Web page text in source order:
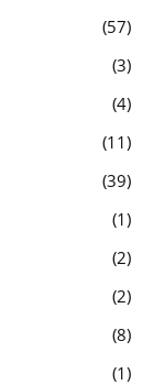
57
3
4
11
39
1
2
2
8
1